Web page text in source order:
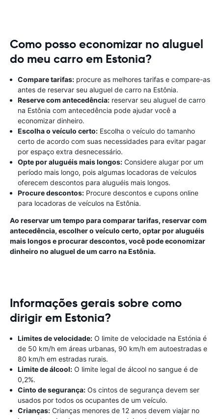
Como posso economizar no aluguel
do meu carro em Estonia?
Compare tarifas: procure as melhores tarifas e compare-as
antes de reservar seu aluguel de carro na Estônia.
Reserve com antecedência: reservar seu aluguel de carro
na Estônia com antecedência pode ajudar você a
economizar dinheiro.
Escolha o veículo certo: Escolha o veículo do tamanho
certo de acordo com suas necessidades para evitar pagar
por espaço extra desnecessário.
Opte por aluguéis mais longos: Considere alugar por um
período mais longo, pois algumas locadoras de veículos
oferecem descontos para aluguéis mais longos.
Procure descontos: Procure descontos e cupons online
para locadoras de veículos na Estônia.
Ao reservar um tempo para comparar tarifas, reservar com
antecedência, escolher o veículo certo, optar por aluguéis
mais longos e procurar descontos, você pode economizar
dinheiro no aluguel de um carro na Estônia.
Informações gerais sobre como
dirigir em Estonia?
Limites de velocidade: O limite de velocidade na Estónia é
de 50 km/h em áreas urbanas, 90 km/h em autoestradas e
80 km/h em estradas rurais.
Limite de álcool: O limite legal de álcool no sangue é de
0,2%.
Cinto de segurança: Os cintos de segurança devem ser
usados por todos os ocupantes de um veículo.
Crianças: Crianças menores de 12 anos devem viajar no